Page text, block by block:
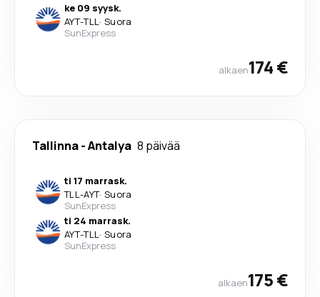
ke 09 syysk.
AYT-TLL· Suora
SunExpress
alkaen174 €
Tallinna-Antalya 8 päivää
ti 17 marrask.
TLL-AYT· Suora
SunExpress
ti 24 marrask.
AYT-TLL· Suora
SunExpress
alkaen175 €